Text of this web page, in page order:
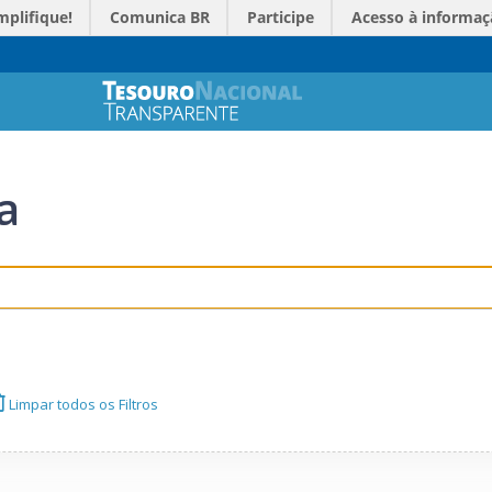
Comunica BR Participe Acesso à
Limpar todos os Filtros